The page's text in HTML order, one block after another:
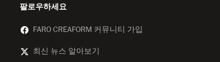
팔로우하세요
FARO CREAFORM 커뮤니티 가입
최신 뉴스 알아보기